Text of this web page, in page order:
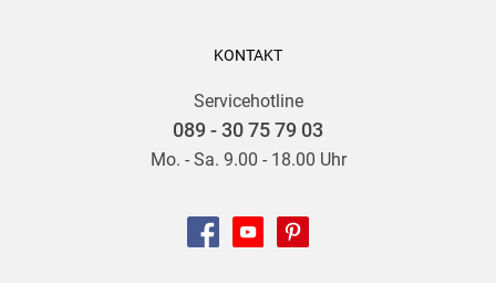
KONTAKT
Servicehotline
089 - 30 75 79 03
Mo. - Sa. 9.00 - 18.00 Uhr